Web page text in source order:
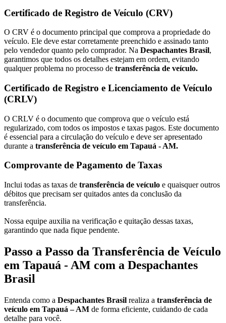
Certificado de Registro de Veículo (CRV)
O CRV é o documento principal que comprova a propriedade do
veículo. Ele deve estar corretamente preenchido e assinado tanto
pelo vendedor quanto pelo comprador. Na Despachantes Brasil,
garantimos que todos os detalhes estejam em ordem, evitando
qualquer problema no processo de transferência de veículo.
Certificado de Registro e Licenciamento de Veículo
(CRLV)
O CRLV é o documento que comprova que o veículo está
regularizado, com todos os impostos e taxas pagos. Este documento
é essencial para a circulação do veículo e deve ser apresentado
durante a transferência de veículo em Tapauá - AM.
Comprovante de Pagamento de Taxas
Inclui todas as taxas de transferência de veículo e quaisquer outros
débitos que precisam ser quitados antes da conclusão da
transferência.
Nossa equipe auxilia na verificação e quitação dessas taxas,
garantindo que nada fique pendente.
Passo a Passo da Transferência de Veículo
em Tapauá - AM com a Despachantes
Brasil
Entenda como a Despachantes Brasil realiza a transferência de
veículo em Tapauá – AM de forma eficiente, cuidando de cada
detalhe para você.